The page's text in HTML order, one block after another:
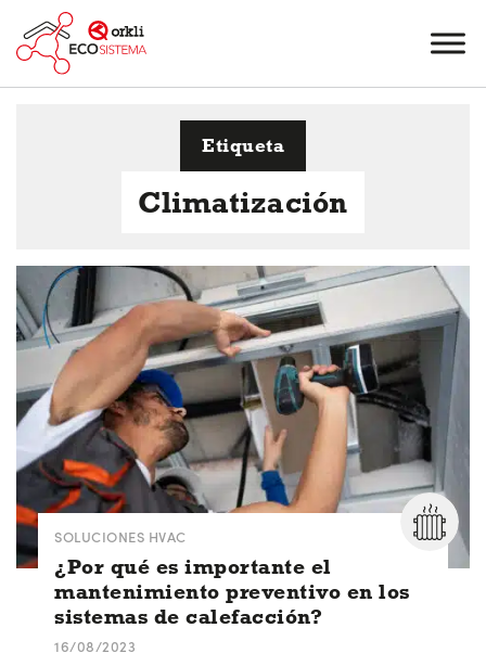
Etiqueta
Climatización
SOLUCIONES HVAC
¿Por qué es importante el
mantenimiento preventivo en los
sistemas de calefacción?
16/08/2023